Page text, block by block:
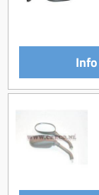
Info